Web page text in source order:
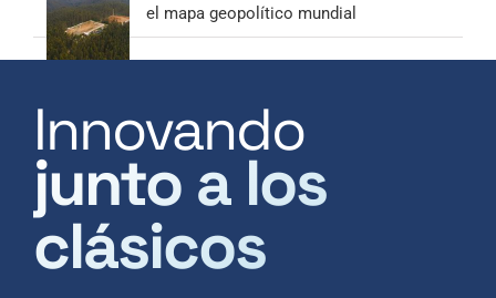
el mapa geopolítico mundial
Innovando
junto a los
clásicos